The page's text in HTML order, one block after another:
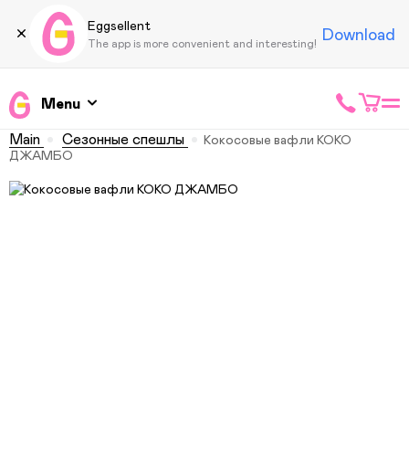
Eggsellent
The app is more convenient and interesting! Download
Menu
Main Сезонные спешлы
Кокосовые вафли КОКО
ДЖАМБО